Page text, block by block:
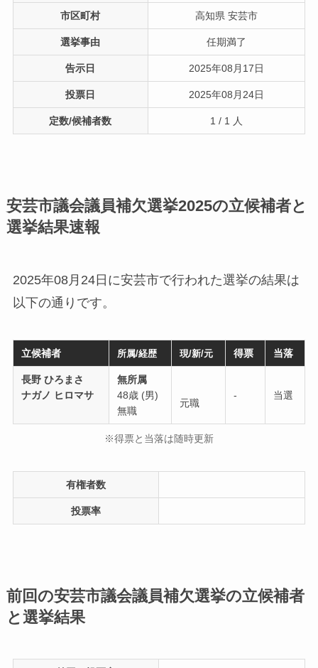
市区町村 高知県 安芸市
選挙事由 任期満了
告示日 2025年08月17日
投票日 2025年08月24日
定数/候補者数 1 / 1 人
安芸市議会議員補欠選挙2025の立候補者と
選挙結果速報
2025年08月24日に安芸市で行われた選挙の結果は
以下の通りです。
立候補者 所属/経歴 現/新/元 得票 当落
長野 ひろまさ
ナガノ ヒロマサ
無所属
48歳 (男)
無職
元職
- 当選
※得票と当落は随時更新
有権者数
投票率
前回の安芸市議会議員補欠選挙の立候補者
と選挙結果